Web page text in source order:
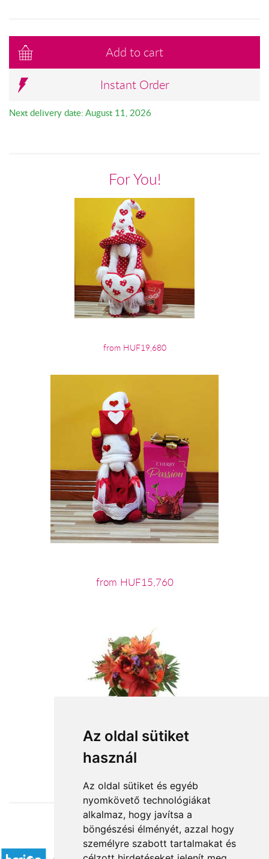
Az oldal sütiket
használ
Az oldal sütiket és egyéb
nyomkövető technológiákat
alkalmaz, hogy javítsa a
böngészési élményét, azzal hogy
személyre szabott tartalmakat és
Add to cart
Instant Order
Next delivery date: August 11, 2026
For You!
from HUF19,680
from HUF15,760
from HUF31,020
Accepted payment methods